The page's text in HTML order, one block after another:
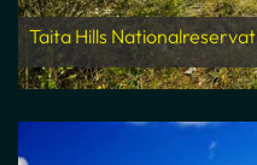
Taita Hills Nationalreservat